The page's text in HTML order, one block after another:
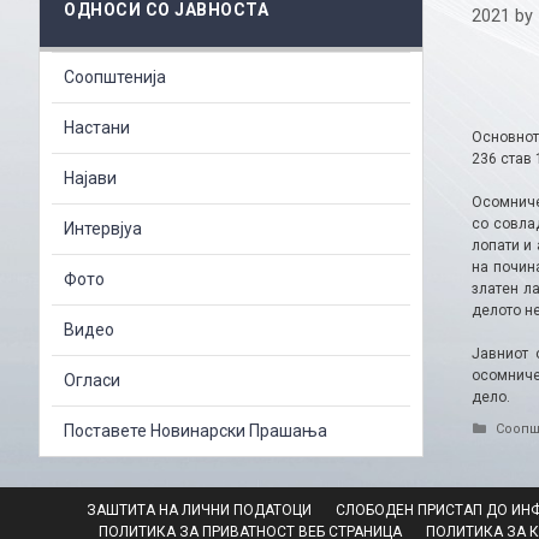
2021 by
236 став
со
лопати и
на
златен
делото
Јавниот
дело.
ОДНОСИ СО ЈАВНОСТА
Соопштенија
Настани
Најави
Интервјуа
Фото
Видео
Огласи
Поставете Новинарски Прашања
ЗАШТИТА НА ЛИЧНИ ПОДАТОЦИ СЛОБОДЕН ПРИСТАП ДО
ПОЛИТИКА ЗА ПРИВАТНОСТ ВЕБ СТРАНИЦА
ПОЛИТИКА ЗА